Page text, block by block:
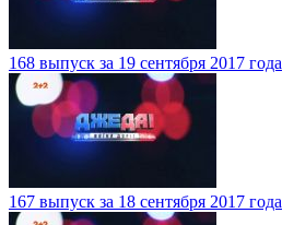
168 выпуск за 19 сентября 2017 года
167 выпуск за 18 сентября 2017 года